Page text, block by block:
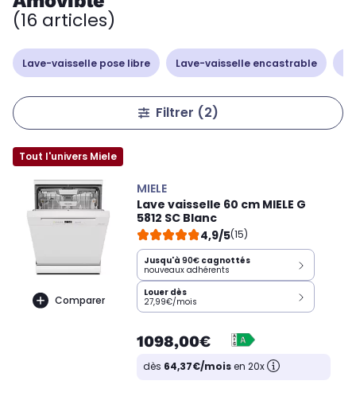
(16 articles)
Lave-vaisselle pose libre Lave-vaisselle encastrable
Filtrer (2)
Tout l'univers Miele
Comparer
MIELE
Lave vaisselle 60 cm MIELE G
5812 SC Blanc
4,9/5(15)
Jusqu'à 90€ cagnottés
nouveaux adhérents
Louer dès
27,99€/mois
1098,00€
dès 64,37€/moisen 20x